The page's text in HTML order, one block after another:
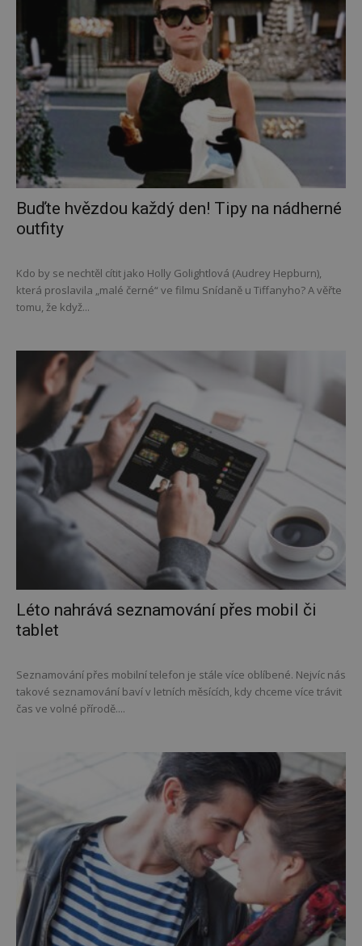
Buďte hvězdou každý den! Tipy na nádherné
outfity
Kdo by se nechtěl cítit jako Holly Golightlová (Audrey Hepburn),
která proslavila „malé černé“ ve filmu Snídaně u Tiffanyho? A věřte
tomu, že když...
Léto nahrává seznamování přes mobil či
tablet
Seznamování přes mobilní telefon je stále více oblíbené. Nejvíc nás
takové seznamování baví v letních měsících, kdy chceme více trávit
čas ve volné přírodě....